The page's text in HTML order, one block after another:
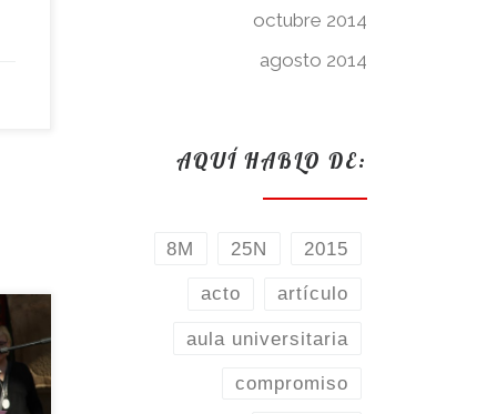
octubre 2014
agosto 2014
AQUÍ HABLO DE:
8M 25N 2015
acto artículo
aula universitaria
compromiso